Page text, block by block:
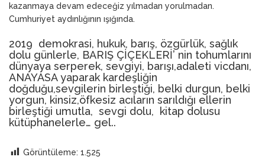
kazanmaya devam edeceğiz yılmadan yorulmadan.
Cumhuriyet aydınlığının ışığında.
2019 demokrasi, hukuk, barış, özgürlük, sağlık
dolu günlerle, BARIŞ ÇİÇEKLERİ’ nin tohumlarını
dünyaya serperek, sevgiyi, barışı,adaleti vicdanı,
ANAYASA yaparak kardeşliğin
doğduğu,sevgilerin birleştiği, belki durgun, belki
yorgun, kinsiz,öfkesiz acıların sarıldığı ellerin
birleştiği umutla, sevgi dolu, kitap dolusu
kütüphanelerle… gel..
Görüntüleme: 1.525